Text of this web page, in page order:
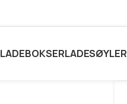
LADEBOKSERLADESØYLER